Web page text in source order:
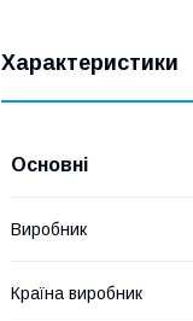
Характеристики
Основні
Виробник
Країна виробник